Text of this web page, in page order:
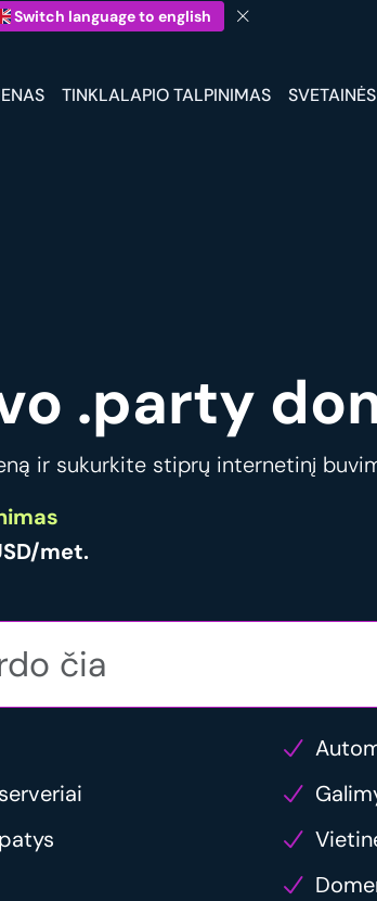
Switch language to english
TINKLALAPIO TALPINIMAS
.party
ir sukurkite stiprų internetinį
met.